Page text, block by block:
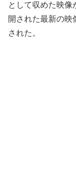
として収めた映像
開された最新の映
された。